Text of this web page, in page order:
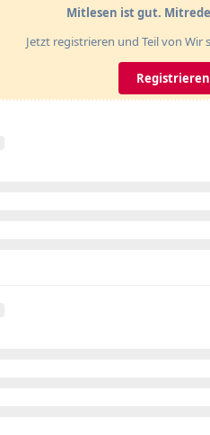
Mitlesen ist gut.
Jetzt registrieren und Teil von Wir
Registrieren